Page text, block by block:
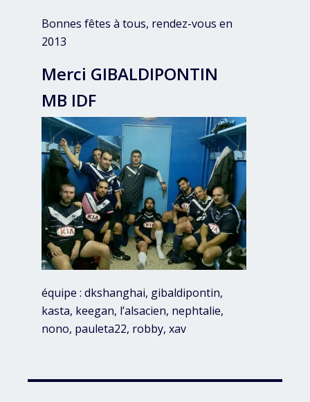
Bonnes fêtes à tous, rendez-vous en
2013
Merci GIBALDIPONTIN
MB IDF
équipe : dkshanghai, gibaldipontin,
kasta, keegan, l’alsacien, nephtalie,
nono, pauleta22, robby, xav